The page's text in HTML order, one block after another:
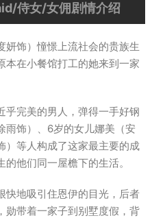
侍女/女佣剧情介绍
妍饰）憧憬上流社会的贵族生
本在小餐馆打工的她来到一家
乎完美的男人，弹得一手好钢
雨饰）、6岁的女儿娜美（安
）等人构成了这家最主要的成
他们同一屋檐下的生活。
快地吸引住恩伊的目光，后者
勋带着一家子到别墅度假，背